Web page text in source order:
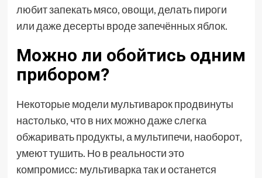
любит запекать мясо, овощи, делать пироги
или даже десерты вроде запечённых яблок.
Можно ли обойтись одним
прибором?
Некоторые модели мультиварок продвинуты
настолько, что в них можно даже слегка
обжаривать продукты, а мультипечи, наоборот,
умеют тушить. Но в реальности это
компромисс: мультиварка так и останется